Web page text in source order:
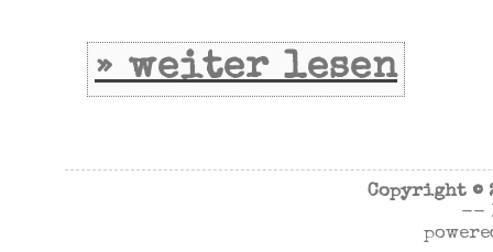
» weiter lesen
Copyright ©
--